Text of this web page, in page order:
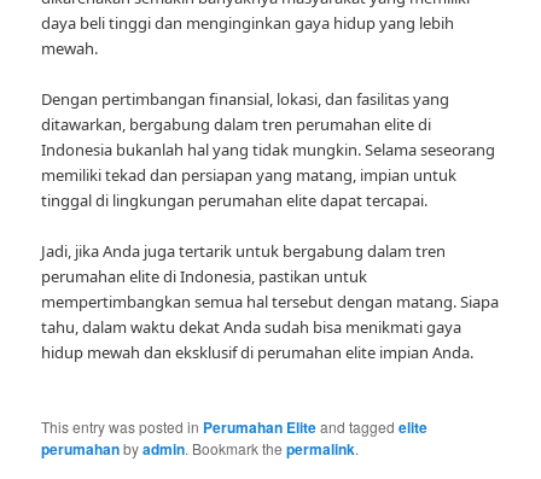
daya beli tinggi dan menginginkan gaya hidup yang lebih
mewah.
Dengan pertimbangan finansial, lokasi, dan fasilitas yang
ditawarkan, bergabung dalam tren perumahan elite di
Indonesia bukanlah hal yang tidak mungkin. Selama seseorang
memiliki tekad dan persiapan yang matang, impian untuk
tinggal di lingkungan perumahan elite dapat tercapai.
Jadi, jika Anda juga tertarik untuk bergabung dalam tren
perumahan elite di Indonesia, pastikan untuk
mempertimbangkan semua hal tersebut dengan matang. Siapa
tahu, dalam waktu dekat Anda sudah bisa menikmati gaya
hidup mewah dan eksklusif di perumahan elite impian Anda.
This entry was posted in Perumahan Eliteand taggedelite
perumahanbyadmin. Bookmark thepermalink.